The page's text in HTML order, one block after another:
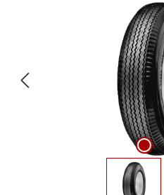
Ignorer la galerie d'images